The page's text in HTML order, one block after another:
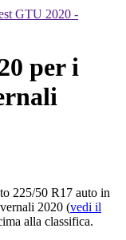
GTU 2020 -
per i
225/50 R17 auto in
2020 (vedi il
alla classifica.